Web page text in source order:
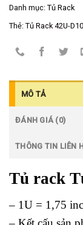
Danh mục: Tủ Rack
Thẻ: Tủ Rack 42U-
MÔ TẢ
ĐÁNH GIÁ (0)
THÔNG TIN LIÊN
Tủ rack
– 1U = 1,75